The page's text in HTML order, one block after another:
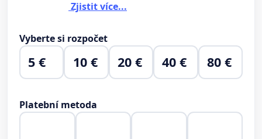
Zjistit více...
Vyberte si rozpočet
5 € 10 € 20 € 40 € 80 €
Platební metoda